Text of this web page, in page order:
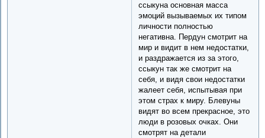
ссыкуна основная масса
эмоций вызываемых их типом
личности полностью
негативна. Пердун смотрит на
мир и видит в нем недостатки,
и раздражается из за этого,
ссыкун так же смотрит на
себя, и видя свои недостатки
жалеет себя, испытывая при
этом страх к миру. Блевуны
видят во всем прекрасное, это
люди в розовых очках. Они
смотрят на детали